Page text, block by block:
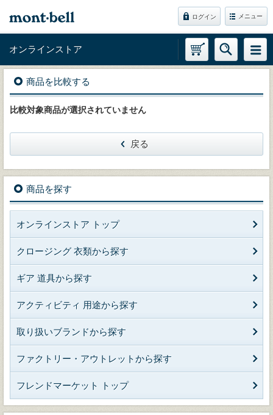
ログイン メニュー
オンラインストア
商品を比較する
比較対象商品が選択されていません
戻る
商品を探す
オンラインストア トップ
クロージング 衣類から探す
ギア 道具から探す
アクティビティ 用途から探す
取り扱いブランドから探す
ファクトリー・アウトレットから探す
フレンドマーケット トップ